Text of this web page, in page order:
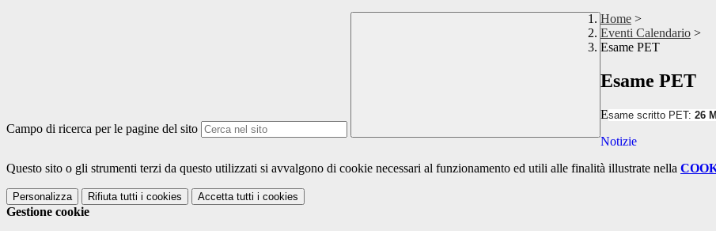
Campo di ricerca per le pagine del sito
Home >
Eventi Calendario >
Esame PET
Esame PET
Esame scritto PET: 26
Notizie
Questo sito o gli strumenti terzi da questo utilizzati si avvalgono di cookie necessari al funzionamento ed utili alle finalità illustrate nella
Personalizza Rifiuta tutti i cookies Accetta tutti i cookies
Gestione cookie